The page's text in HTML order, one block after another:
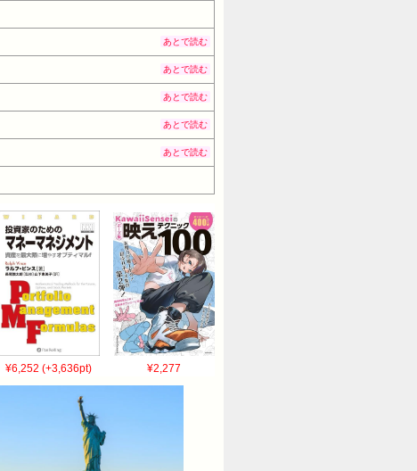
あとで読む
あとで読む
あとで読む
あとで読む
あとで読む
¥6,252 (+3,636pt) ¥2,277